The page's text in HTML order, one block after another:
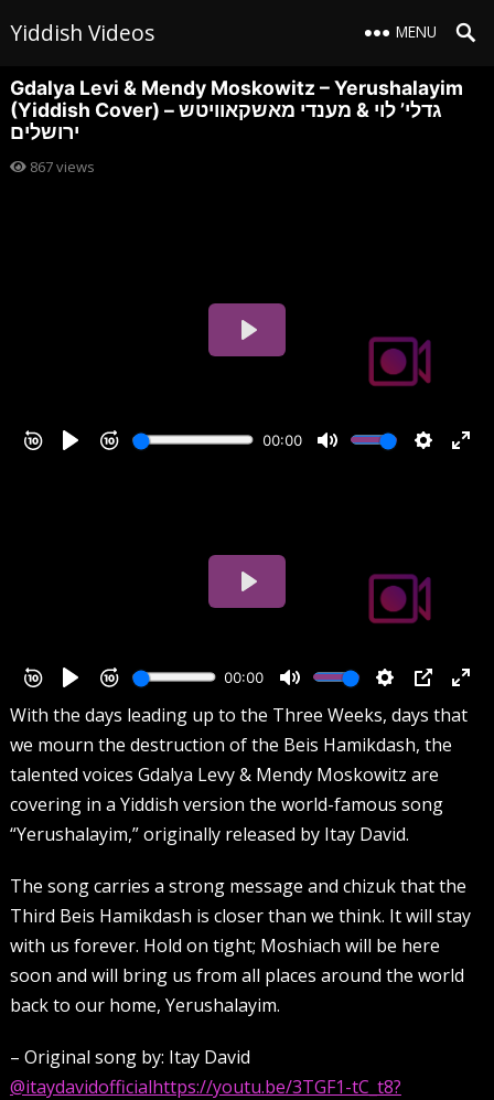
Yiddish Videos MENU
Gdalya Levi & Mendy Moskowitz – Yerushalayim
(Yiddish Cover) גדלי’ לוי & מענדי מאשקאוויטש –
ירושלים
867views
With the days leading up to the Three Weeks, days that
we mourn the destruction of the Beis Hamikdash, the
talented voices Gdalya Levy & Mendy Moskowitz are
covering in a Yiddish version the world-famous song
“Yerushalayim,” originally released by Itay David.
The song carries a strong message and chizuk that the
Third Beis Hamikdash is closer than we think. It will stay
with us forever. Hold on tight; Moshiach will be here
soon and will bring us from all places around the world
back to our home, Yerushalayim.
– Original song by: Itay David
@itaydavidofficialhttps://youtu.be/3TGF1-tC_t8?